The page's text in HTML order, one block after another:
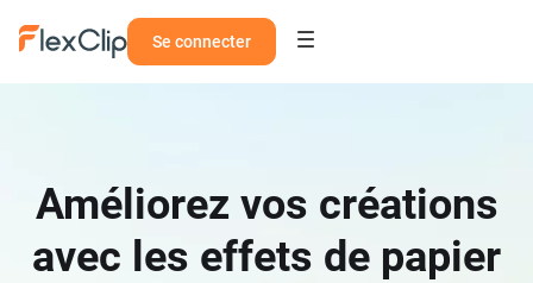
Se connecter
Améliorez vos créations
avec les effets de papier